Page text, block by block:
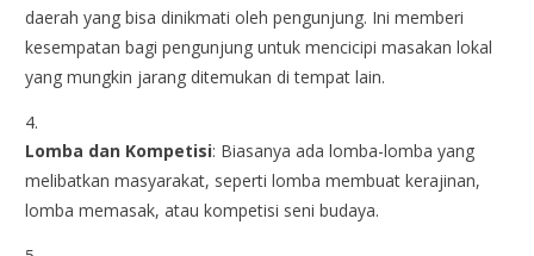
daerah yang bisa dinikmati oleh pengunjung. Ini memberi
kesempatan bagi pengunjung untuk mencicipi masakan lokal
yang mungkin jarang ditemukan di tempat lain.
Lomba dan Kompetisi: Biasanya ada lomba-lomba yang
melibatkan masyarakat, seperti lomba membuat kerajinan,
lomba memasak, atau kompetisi seni budaya.